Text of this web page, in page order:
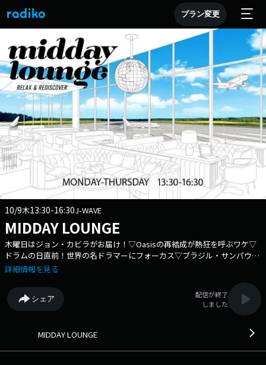
プラン変更
10/9木13:30-16:30J-WAVE
MIDDAY LOUNGE
木曜日はジョン・カビラがお届け！▽Oasisの再結成が熱狂を呼ぶワケ▽
ドラムの日直前！世界の名ドラマーにフォーカス▽ブラジル・サンパウロ
からRADIO SHOW ■13：40～「THE WORLD TUNER」 世界の街から
す５分間。 ■14：00～「MUSIC EXPLORER」 世界の音楽シーンのム
ーブメントを「今」の視点で考察！ 今もなお聴き継がれ、再結成が熱狂
を呼ぶ”Oasis”の魅力とは？ 書籍『オアシス 不滅のロック物語』著者と
りたい・行きたい・感じたい東京をFINDS！ 旬のTOKYOの話題をキャッ
詳細情報を見る
シェア
配信が終了
しました
MIDDAY LOUNGE